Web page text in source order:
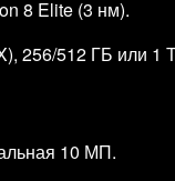
8 Elite (3 нм).
256/512 ГБ или 1
10 МП.